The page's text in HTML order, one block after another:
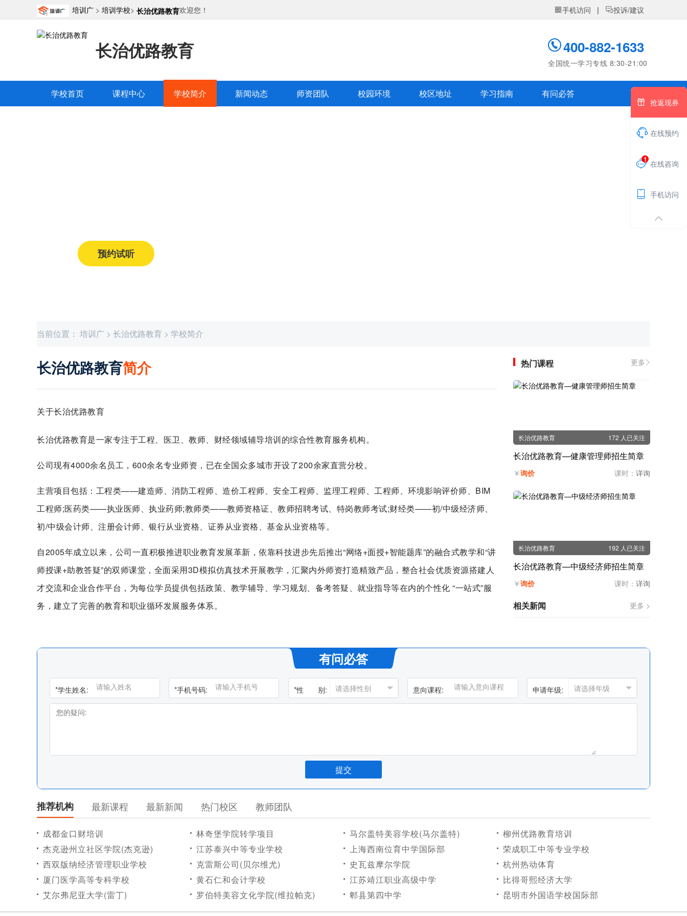
培训广> 培训学校> 长治优路教育欢迎您！ 手机访问 | 投诉/建议
长治优路教育 400-882-1633
全国统一学习专线 8:30-21:00
学校首页 课程中心 学校简介 新闻动态 师资团队 校园环境 校区地址 学习指南 有问必答
预约试听
当前位置： 培训广 > 长治优路教育 > 学校简介
长治优路教育简介
关于长治优路教育
长治优路教育是一家专注于工程、医卫、教师、财经领域辅导培训的综合性教育服务机构。
公司现有4000余名员工，600余名专业师资，已在全国众多城市开设了200余家直营分校。
主营项目包括：工程类——建造师、消防工程师、造价工程师、安全工程师、监理工程师、工程师、环境影响评价师、BIM
工程师;医药类——执业医师、执业药师;教师类——教师资格证、教师招聘考试、特岗教师考试;财经类——初/中级经济师、
初/中级会计师、注册会计师、银行从业资格、证券从业资格、基金从业资格等。
自2005年成立以来，公司一直积极推进职业教育发展革新，依靠科技进步先后推出“网络+面授+智能题库”的融合式教学和“讲
师授课+助教答疑”的双师课堂，全面采用3D模拟仿真技术开展教学，汇聚内外师资打造精致产品，整合社会优质资源搭建人
才交流和企业合作平台，为每位学员提供包括政策、教学辅导、学习规划、备考答疑、就业指导等在内的个性化 “一站式”服
务，建立了完善的教育和职业循环发展服务体系。
热门课程 更多
长治优路教育 172 人已关注
长治优路教育—健康管理师招生简章
￥询价 课时： 详询
长治优路教育 192 人已关注
长治优路教育—中级经济师招生简章
￥询价 课时： 详询
相关新闻 更多 >
有问必答
*学生姓名: *手机号码: *性 别: 意向课程: 申请年级:
推荐机构 最新课程 最新新闻 热门校区 教师团队
成都金口财培训 林奇堡学院转学项目 马尔盖特美容学校(马尔盖特)
柳州优路教育培训
杰克逊州立社区学院(杰克逊)
江苏泰兴中等专业学校 上海西南位育中学国际部
荣成职工中等专业学校
西双版纳经济管理职业学校
克雷斯公司(贝尔维尤) 史瓦兹摩尔学院
杭州热动体育
厦门医学高等专科学校
黄石仁和会计学校 江苏靖江职业高级中学
比得哥熙经济大学
艾尔弗尼亚大学(雷丁)
罗伯特美容文化学院(维拉帕克) 郫县第四中学 昆明市外国语学校国际部
 抢返现券
 在线预约

1 在线咨询
 手机访问